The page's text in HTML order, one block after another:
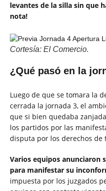
levantes de la silla sin que
nota!
Cortesía: El Comercio.
¿Qué pasó en la
Luego de que se tomara la
cerrada la jornada 3, el
que si bien quedaba
los partidos por las
disputa por los derechos de
Varios equipos anunciaron
para manifestar su
impuesta por los juzgados